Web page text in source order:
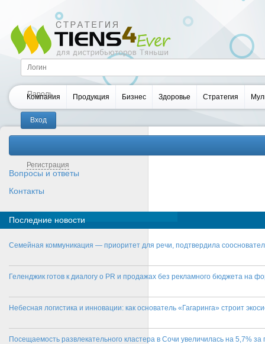
Регистрация
Компания Продукция Бизнес Здоровье Стратегия
Вопросы и ответы
Контакты
Последние новости
Семейная коммуникация — приоритет для речи, подтвердила
Геленджик готов к диалогу о PR и продажах без рекламного бюджета на
Небесная логистика и инновации: как основатель «Гагаринга» строит
Посещаемость развлекательного кластера в Сочи увеличилась на 5,7% за